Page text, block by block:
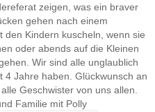
zeigen, was ein braver
gehen nach einem
den Kindern kuscheln, wenn sie
oder abends auf die Kleinen
Wir sind alle unglaublich
4 Jahre haben. Glückwunsch an
Geschwister von uns allen.
Familie mit Polly